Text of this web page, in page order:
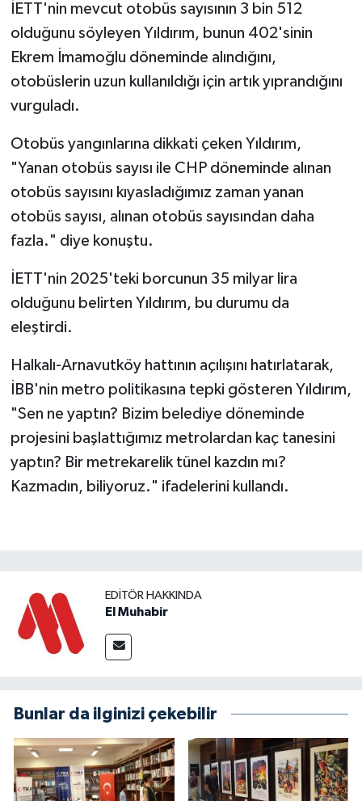
İETT'nin mevcut otobüs sayısının 3 bin 512
olduğunu söyleyen Yıldırım, bunun 402'sinin
Ekrem İmamoğlu döneminde alındığını,
otobüslerin uzun kullanıldığı için artık yıprandığını
vurguladı.
Otobüs yangınlarına dikkati çeken Yıldırım,
"Yanan otobüs sayısı ile CHP döneminde alınan
otobüs sayısını kıyasladığımız zaman yanan
otobüs sayısı, alınan otobüs sayısından daha
fazla." diye konuştu.
İETT'nin 2025'teki borcunun 35 milyar lira
olduğunu belirten Yıldırım, bu durumu da
eleştirdi.
Halkalı-Arnavutköy hattının açılışını hatırlatarak,
İBB'nin metro politikasına tepki gösteren Yıldırım,
"Sen ne yaptın? Bizim belediye döneminde
projesini başlattığımız metrolardan kaç tanesini
yaptın? Bir metrekarelik tünel kazdın mı?
Kazmadın, biliyoruz." ifadelerini kullandı.
EDITÖR HAKKINDA
El Muhabir
Bunlar da ilginizi çekebilir